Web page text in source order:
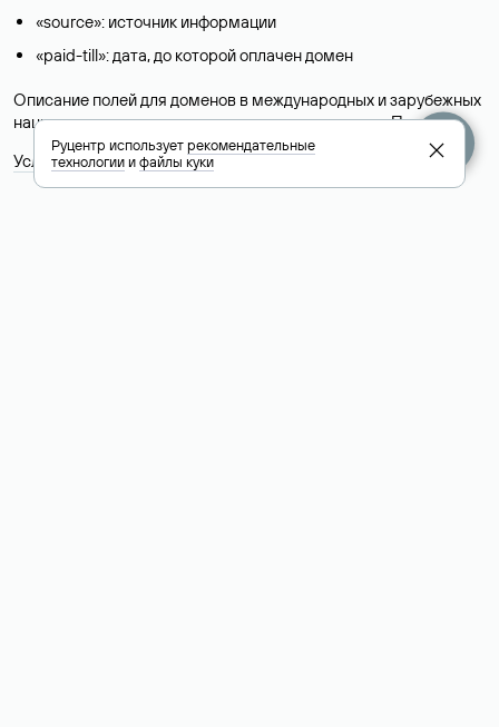
«source»: источник информации
«paid-till»: дата, до которой оплачен домен
Описание полей для доменов в международных и зарубежных
национальных доменах представлены в разделе «Помощь».
Условия использования Whois-сервиса
Руцентр используетрекомендательные
технологииифайлы куки